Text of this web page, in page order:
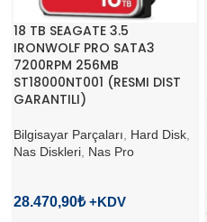
18 TB SEAGATE 3.5
IRONWOLF PRO SATA3
7200RPM 256MB
ST18000NT001 (RESMI DIST
GARANTILI)
Bilgisayar Parçaları Hard Disk
Nas Diskleri Nas Pro
28.470,90₺